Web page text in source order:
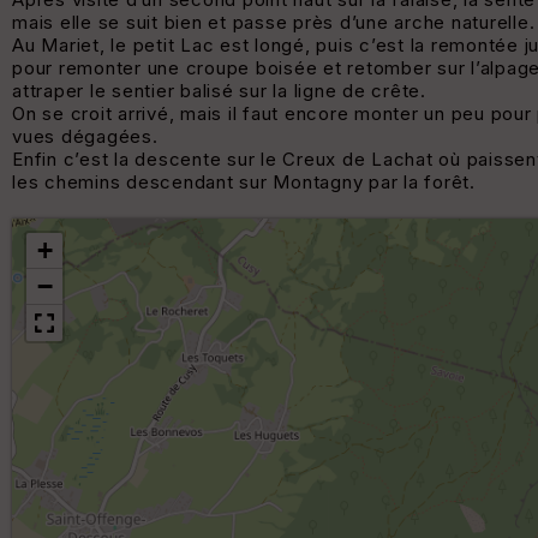
mais elle se suit bien et passe près d’une arche naturelle.
Au Mariet, le petit Lac est longé, puis c’est la remontée
pour remonter une croupe boisée et retomber sur
attraper le sentier balisé sur la ligne de crête.
On se croit arrivé, mais il faut encore monter un peu
vues dégagées.
Enfin c’est la descente sur le Creux de Lachat où
les chemins descendant sur Montagny par la forêt.
+
−